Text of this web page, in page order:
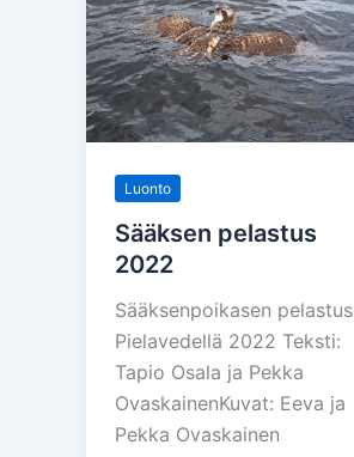
Luonto
Sääksen pelastus
2022
Sääksenpoikasen pelastus
Pielavedellä 2022 Teksti:
Tapio Osala ja Pekka
OvaskainenKuvat: Eeva ja
Pekka Ovaskainen